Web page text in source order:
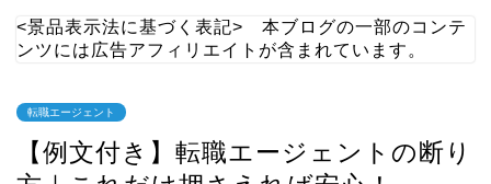
<景品表示法に基づく表記> 本ブログの一部のコンテ
ンツには広告アフィリエイトが含まれています。
転職エージェント
【例文付き】転職エージェントの断り